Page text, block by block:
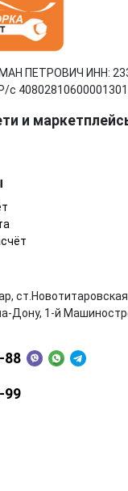
ПЕТРОВИЧ ИНН:
c
и
Дону, 1-й
88
99